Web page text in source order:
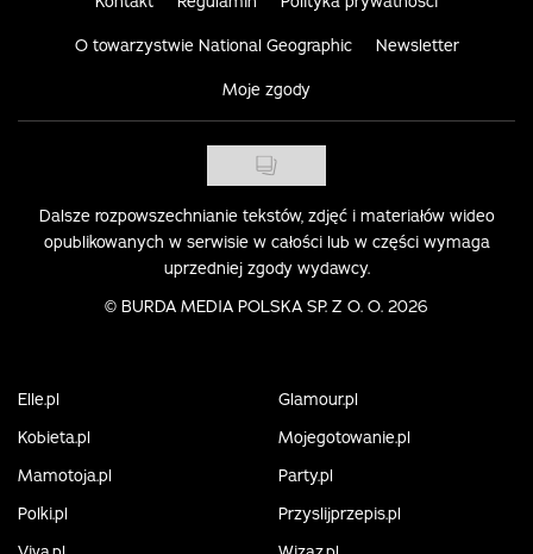
O towarzystwie National Geographic Newsletter
Moje zgody
Dalsze rozpowszechnianie tekstów, zdjęć i materiałów wideo
opublikowanych w serwisie w całości lub w części wymaga
uprzedniej zgody wydawcy.
© BURDA MEDIA POLSKA SP. Z O. O. 2026
Elle.pl
Glamour.pl
Kobieta.pl
Mojegotowanie.pl
Mamotoja.pl
Party.pl
Polki.pl
Przyslijprzepis.pl